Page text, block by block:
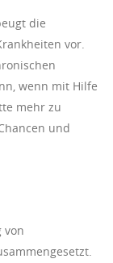
die
vor.
wenn mit Hilfe
mehr zu
und
von